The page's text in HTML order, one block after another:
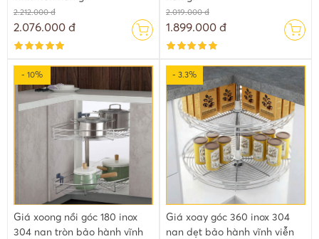
2.212.000 đ
2.076.000 đ
2.019.000 đ
1.899.000 đ
- 10%
Giá xoong nồi góc 180 inox
304 nan tròn bảo hành vĩnh
- 3.3%
Giá xoay góc 360 inox 304
nan dẹt bảo hành vĩnh viễn